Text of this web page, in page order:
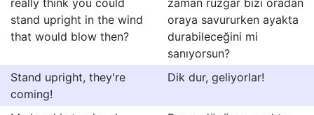
really think you could
stand upright in the wind
that would blow then?
zaman rüzgar bizi oradan
oraya savururken ayakta
durabileceğini mi
sanıyorsun?
Stand upright, they're
coming!
Dik dur, geliyorlar!